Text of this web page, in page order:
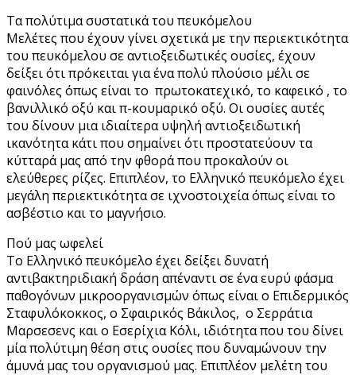
Τα πολύτιμα συστατικά του πευκόμελου
Μελέτες που έχουν γίνει σχετικά με την περιεκτικότητα
του πευκόμελου σε αντιοξειδωτικές ουσίες, έχουν
δείξει ότι πρόκειται για ένα πολύ πλούσιο μέλι σε
φαινόλες όπως είναι το πρωτοκατεχικό, το καφεικό , το
βανιλλικό οξύ και π-κουμαρικό οξύ. Οι ουσίες αυτές
του δίνουν μια ιδιαίτερα υψηλή αντιοξειδωτική
ικανότητα κάτι που σημαίνει ότι προστατεύουν τα
κύτταρά μας από την φθορά που προκαλούν οι
ελεύθερες ρίζες. Επιπλέον, το Ελληνικό πευκόμελο έχει
μεγάλη περιεκτικότητα σε ιχνοστοιχεία όπως είναι το
ασβέστιο και το μαγνήσιο.
Πού μας ωφελεί
Το Ελληνικό πευκόμελο έχει δείξει δυνατή
αντιβακτηριδιακή δράση απέναντι σε ένα ευρύ φάσμα
παθογόνων μικροοργανισμών όπως είναι ο Επιδερμικός
Σταφυλόκοκκος, ο Σφαιρικός Βάκιλος, ο Σερράτια
Μαρσεσενς και ο Εσερίχια Κόλι, ιδιότητα που του δίνει
μία πολύτιμη θέση στις ουσίες που δυναμώνουν την
άμυνά μας του οργανισμού μας. Επιπλέον μελέτη του